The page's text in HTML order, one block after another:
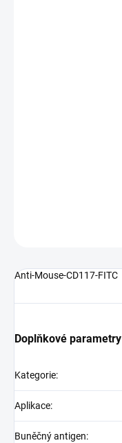
Anti-Mouse-CD117-FITC
Doplňkové parametry
Kategorie:
Aplikace:
Buněčný antigen: